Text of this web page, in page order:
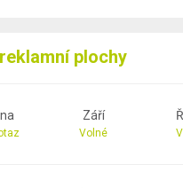
plochy
Září
Volné